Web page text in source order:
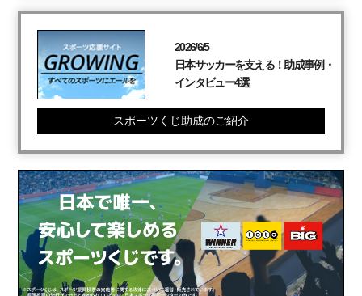
2026/6/5
日本サッカーを支える！助成事例・
インタビュー4選
スポーツくじ助成のご紹介